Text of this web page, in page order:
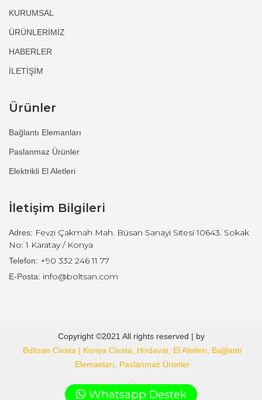
KURUMSAL
ÜRÜNLERİMİZ
HABERLER
İLETİŞİM
Ürünler
Bağlantı Elemanları
Paslanmaz Ürünler
Elektrikli El Aletleri
İletişim Bilgileri
Adres: Fevzi Çakmah Mah. Büsan Sanayi Sitesi 10643. Sokak
No: 1 Karatay / Konya
Telefon: +90 332 246 11 77
E-Posta: info@boltsan.com
Copyright ©2021 All rights reserved | by
Boltsan Civata | Konya Civata, Hırdavat, El Aletleri, Bağlantı
Elemanları, Paslanmaz Ürünler
Whatsapp Destek